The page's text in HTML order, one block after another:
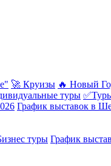
🚀 Круизы 🔥 Новый
туры
График выставок в
туры График